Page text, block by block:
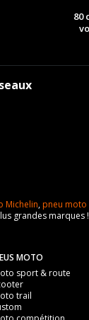
80
Michelin,pneu moto
grandes marques
MOTO
sport & route
trail